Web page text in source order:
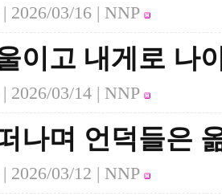
2026/03/16 | NNP
이고 내게로 나
2026/03/14 | NNP
나며 언덕들은
2026/03/12 | NNP